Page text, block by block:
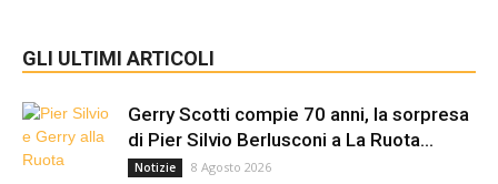
GLI ULTIMI ARTICOLI
Gerry Scotti compie 70 anni, la sorpresa
di Pier Silvio Berlusconi a La Ruota...
Notizie 8 Agosto 2026